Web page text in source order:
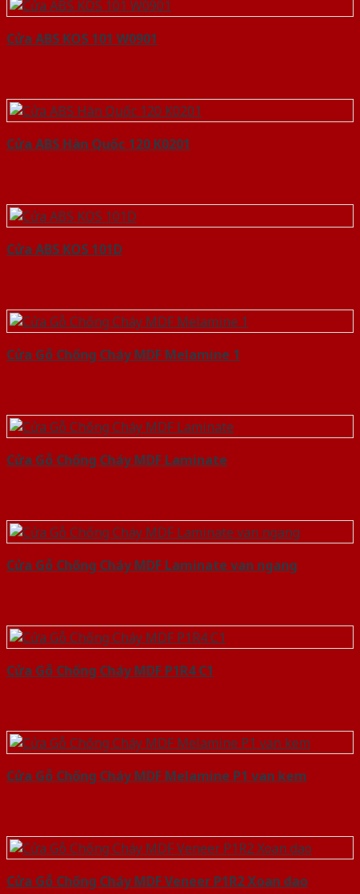
Cửa ABS KOS 101 W0901
Cửa ABS Hàn Quốc 120 K0201
Cửa ABS KOS 101D
Cửa Gỗ Chống Cháy MDF Melamine 1
Cửa Gỗ Chống Cháy MDF Laminate
Cửa Gỗ Chống Cháy MDF Laminate van ngang
Cửa Gỗ Chống Cháy MDF P1R4 C1
Cửa Gỗ Chống Cháy MDF Melamine P1 van kem
Cửa Gỗ Chống Cháy MDF Veneer P1R2 Xoan dao